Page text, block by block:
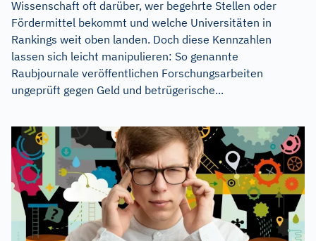
Wissenschaft oft darüber, wer begehrte Stellen oder
Fördermittel bekommt und welche Universitäten in
Rankings weit oben landen. Doch diese Kennzahlen
lassen sich leicht manipulieren: So genannte
Raubjournale veröffentlichen Forschungsarbeiten
ungeprüft gegen Geld und betrügerische...